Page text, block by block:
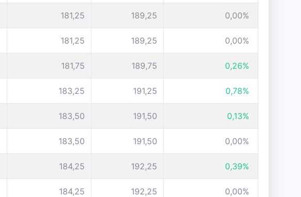
181,25 189,25 0,00%
181,25 189,25 0,00%
181,75 189,75 0,26%
183,25 191,25 0,78%
183,50 191,50 0,13%
183,50 191,50 0,00%
184,25 192,25 0,39%
184,25 192,25 0,00%